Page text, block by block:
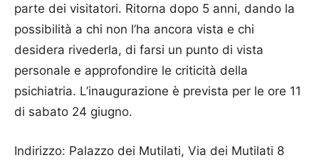
parte dei visitatori. Ritorna dopo 5 anni, dando la
possibilità a chi non l’ha ancora vista e chi
desidera rivederla, di farsi un punto di vista
personale e approfondire le criticità della
psichiatria. L’inaugurazione è prevista per le ore 11
di sabato 24 giugno.
Indirizzo: Palazzo dei Mutilati, Via dei Mutilati 8